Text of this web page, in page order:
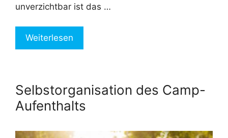
unverzichtbar ist das …
Weiterlesen
Selbstorganisation des Camp-
Aufenthalts